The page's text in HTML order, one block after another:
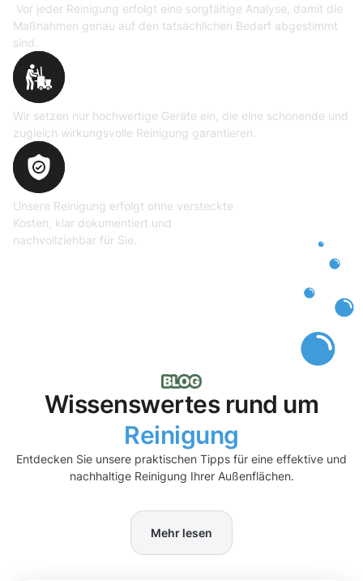
Vor jeder Reinigung erfolgt eine sorgfältige Analyse, damit die
Maßnahmen genau auf den tatsächlichen Bedarf abgestimmt
sind.
Wir setzen nur hochwertige Geräte ein, die eine schonende und
zugleich wirkungsvolle Reinigung garantieren.
Unsere Reinigung erfolgt ohne versteckte
Kosten, klar dokumentiert und
nachvollziehbar für Sie.
Wissenswertes rund um
Reinigung
Entdecken Sie unsere praktischen Tipps für eine effektive und
nachhaltige Reinigung Ihrer Außenflächen.
Mehr lesen